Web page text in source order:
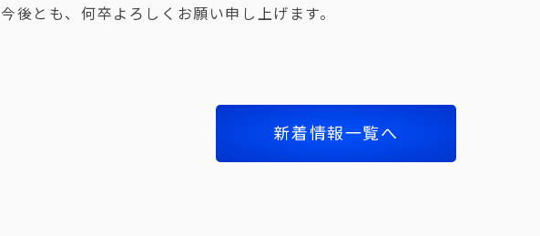
今後とも、何卒よろしくお願い申し上げます。
新着情報一覧へ